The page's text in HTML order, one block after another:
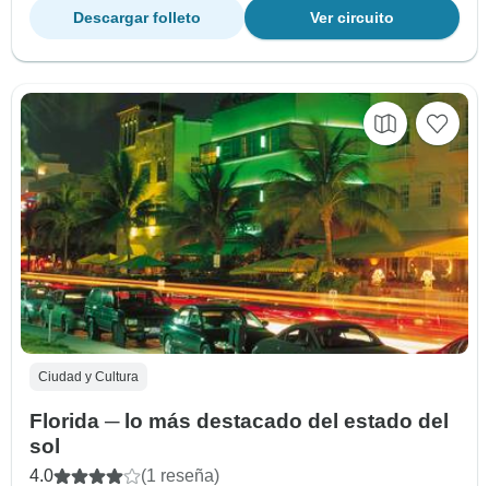
Ver circuito
Descargar folleto
Ciudad y Cultura
Florida ─ lo más destacado del estado del
sol
4.0 (1 reseña)